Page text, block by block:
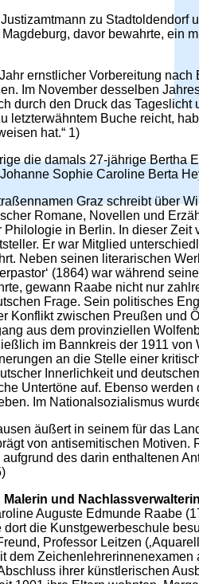
zu
davor bewahrte, ein
ernstlicher Vorbereitung
Im November desselben
durch den Druck das
letzterwähntem Buche reicht,
hat.“ 1)
die damals 27-jährige Bertha
Sophie Caroline Berta
Graz schreibt über
Romane, Novellen und
in Berlin. In dieser
Er war Mitglied
Neben seinen literarischen
(1864) war während
gewann Raabe nicht nur
Frage. Sein politisches
Konflikt zwischen Preußen und
aus dem provinziellen
im Bannkreis der 1911
an die Stelle einer
Innerlichkeit und
Untertöne auf. Ebenso
Im Nationalsozialismus
äußert in seinem für das
von antisemitischen
des darin enthaltenen
Malerin und
Auguste Edmunde Raabe
die Kunstgewerbeschule
Professor Leitzen
dem
ihrer künstlerischen